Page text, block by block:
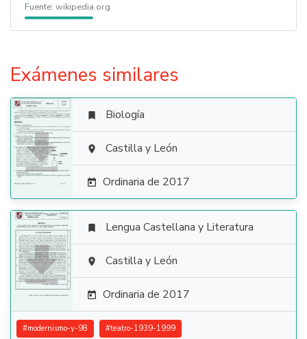
Fuente: wikipedia.org
Exámenes similares

 Biología
 Castilla y León
 Ordinaria de 2017

 Lengua Castellana y Literatura
 Castilla y León
 Ordinaria de 2017
#modernismo-y-98 #teatro-1939-1999